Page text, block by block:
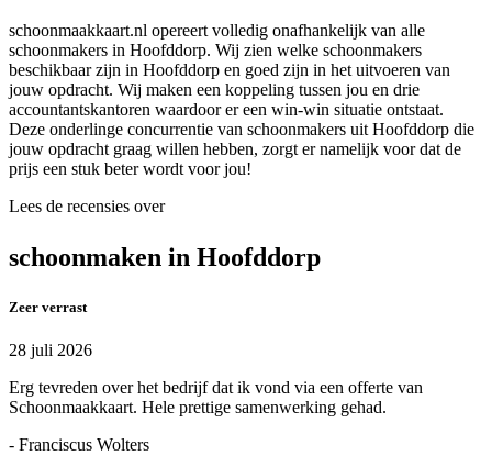
schoonmaakkaart.nl opereert volledig onafhankelijk van alle
schoonmakers in Hoofddorp. Wij zien welke schoonmakers
beschikbaar zijn in Hoofddorp en goed zijn in het uitvoeren van
jouw opdracht. Wij maken een koppeling tussen jou en drie
accountantskantoren waardoor er een win-win situatie ontstaat.
Deze onderlinge concurrentie van schoonmakers uit Hoofddorp die
jouw opdracht graag willen hebben, zorgt er namelijk voor dat de
prijs een stuk beter wordt voor jou!
Lees de recensies over
schoonmaken in Hoofddorp
Zeer verrast
28 juli 2026
Erg tevreden over het bedrijf dat ik vond via een offerte van
Schoonmaakkaart. Hele prettige samenwerking gehad.
- Franciscus Wolters